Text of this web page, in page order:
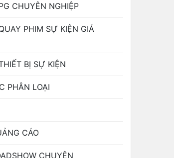
CHUYÊN NGHIỆP
PHIM SỰ KIỆN GIÁ
BỊ SỰ KIỆN
PHÂN LOẠI
CÁO
CHUYÊN